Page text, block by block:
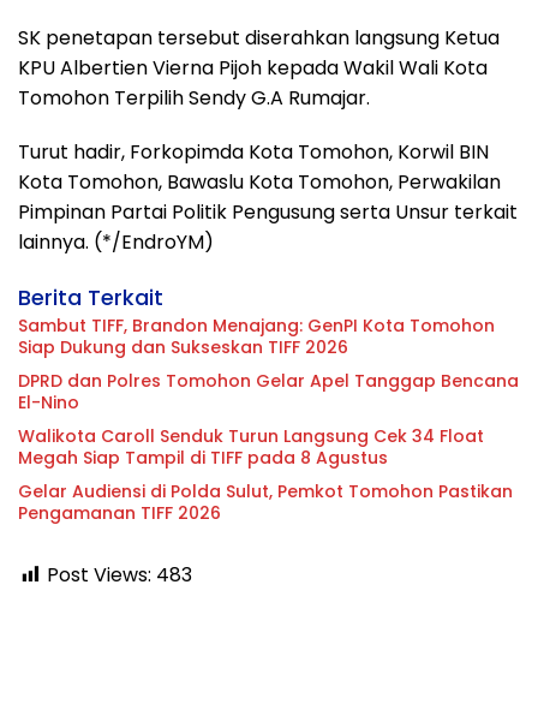
SK penetapan tersebut diserahkan langsung Ketua
KPU Albertien Vierna Pijoh kepada Wakil Wali Kota
Tomohon Terpilih Sendy G.A Rumajar.
Turut hadir, Forkopimda Kota Tomohon, Korwil BIN
Kota Tomohon, Bawaslu Kota Tomohon, Perwakilan
Pimpinan Partai Politik Pengusung serta Unsur terkait
lainnya. (*/EndroYM)
Berita Terkait
Sambut TIFF, Brandon Menajang: ​GenPI Kota Tomohon
Siap Dukung dan Sukseskan TIFF 2026
DPRD dan Polres Tomohon Gelar Apel Tanggap Bencana
El-Nino
Walikota Caroll Senduk Turun Langsung Cek 34 Float
Megah Siap Tampil di TIFF pada 8 Agustus
Gelar Audiensi di Polda Sulut, Pemkot Tomohon Pastikan
Pengamanan TIFF 2026
Post Views: 483